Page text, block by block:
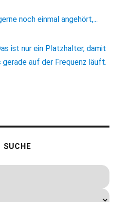
noch einmal angehört,...
ist nur ein Platzhalter, damit
gerade auf der Frequenz läuft.
SUCHE